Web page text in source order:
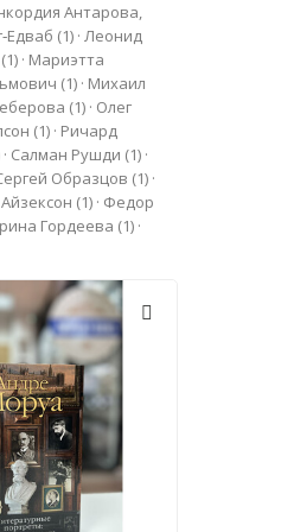
Антарова,
(1) ·Леонид
(1) · Мариэтта
(1) · Михаил
(1) · Олег
(1) · Ричард
· Салман Рушди (1) ·
Образцов (1) ·
(1) · Федор
Гордеева (1) ·